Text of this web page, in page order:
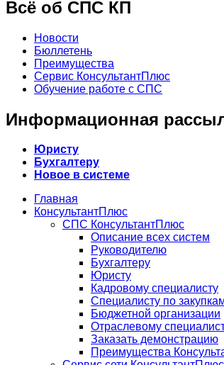
Всё об СПС КП
Новости
Бюллетень
Преимущества
Сервис КонсультантПлюс
Обучение работе с СПС
Информационная
Юристу
Бухгалтеру
Новое в системе
Главная
КонсультантПлюс
СПС КонсультантПлюс
Описание всех систем
Руководителю
Бухгалтеру
Юристу
Кадровому специалисту
Специалисту по
Бюджетной организации
Отраслевому
Заказать демонстрацию
Преимущества